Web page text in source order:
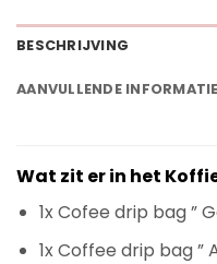
BESCHRIJVING
AANVULLENDE INFORMATIE
Wat zit er in het
1x Cofee drip bag ”
1x Coffee drip bag ”